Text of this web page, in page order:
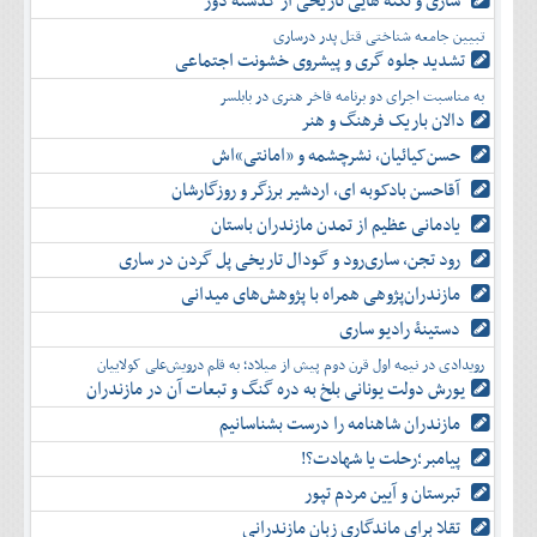
بهمن
اسفند
آذر
دی
بهمن
اسفند
تبیین جامعه شناختی قتل پدر درساری
تشدید جلوه‌ گری و پیشروی خشونت اجتماعی
به مناسبت اجرای دو برنامه فاخر هنری در بابلسر
دالان باریک فرهنگ و هنر
حسن‌کیائیان، نشرچشمه و «امانتی»اش
آقاحسن بادکوبه ای، اردشیر برزگر و روزگارشان
یادمانی عظیم از تمدن مازندران باستان
رود تجن، ساری‌رود و گودال تاریخی پل گردن در ساری
مازندران‌پژوهی همراه با پژوهش‌های میدانی
دستینۀ رادیو ساری
رویدادی در نیمه اول قرن دوم پیش از میلاد؛ به قلم درویش‌علی کولاییان
یورش دولت یونانی بلخ به دره گنگ و تبعات آن در مازندران
مازندران شاهنامه را درست بشناسانیم
پیامبر؛رحلت یا شهادت؟!
تبرستان و آیین مردم تپور
تقلا برای ماندگاری زبان مازندرانی